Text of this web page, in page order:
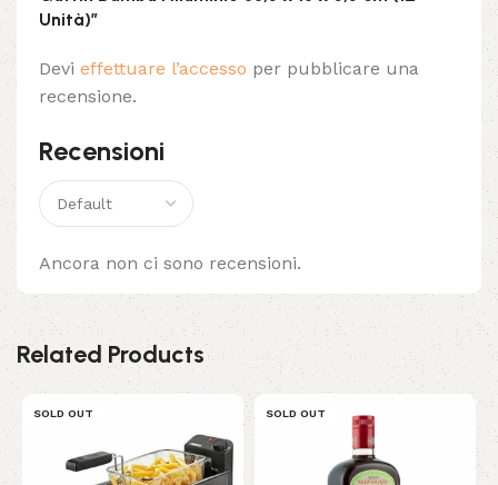
Recensioni
Ancora non ci sono recensioni.
Unità)”
Devi effettuare l’accesso per pubblicare una
recensione.
Related Products
SOLD OUT SOLD OUT